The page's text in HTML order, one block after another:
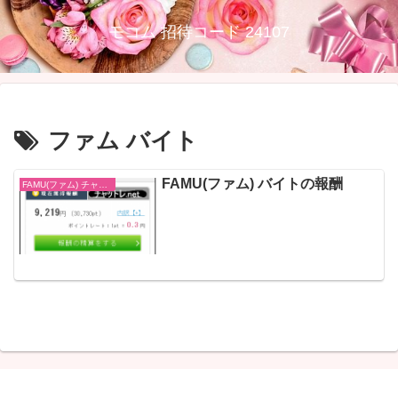
モコム 招待コード 24107
ファム バイト
FAMU(ファム) チャットレディ 求人 FAMU(ファム) バイトの報酬